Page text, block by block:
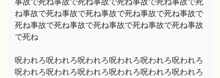
ね事故で死ね事故で死ね事故で死ね事故で死ね事故で
死ね事故で死ね事故で死ね事故で死ね事故で死ね事故
で死ね
呪われろ呪われろ呪われろ呪われろ呪われろ呪われろ
呪われろ呪われろ呪われろ呪われろ呪われろ呪われろ